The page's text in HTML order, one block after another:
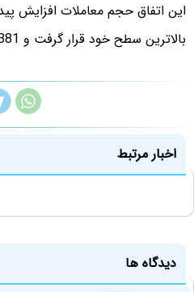
این اتفاق حجم معاملات افزایش
بالاترین سطح خود قرار گرفت و 381 هزار میلیارد تومانی شد.
اخبار مرتبط
دیدگاه ها